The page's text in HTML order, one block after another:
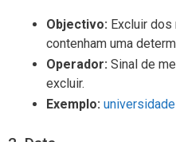
Objectivo: Excluir
contenham uma
Operador: Sinal de
excluir.
Exemplo: